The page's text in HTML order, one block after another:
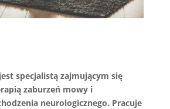
specjalistą zajmującym się
zaburzeń mowy i
neurologicznego. Pracuje